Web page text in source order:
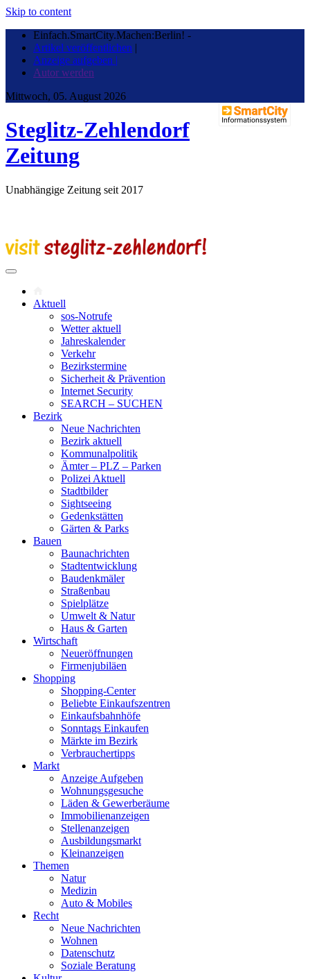
Skip to content
Einfach.SmartCity.Machen:Berlin! -
Artikel veröffentlichen |
Anzeige aufgeben |
Autor werden
Mittwoch, 05. August 2026
Steglitz-Zehlendorf
Zeitung
Unabhängige Zeitung seit 2017
Aktuell
sos-Notrufe
Wetter aktuell
Jahreskalender
Verkehr
Bezirkstermine
Sicherheit & Prävention
Internet Security
SEARCH – SUCHEN
Bezirk
Neue Nachrichten
Bezirk aktuell
Kommunalpolitik
Ämter – PLZ – Parken
Polizei Aktuell
Stadtbilder
Sightseeing
Gedenkstätten
Gärten & Parks
Bauen
Baunachrichten
Stadtentwicklung
Baudenkmäler
Straßenbau
Spielplätze
Umwelt & Natur
Haus & Garten
Wirtschaft
Neueröffnungen
Firmenjubiläen
Shopping
Shopping-Center
Beliebte Einkaufszentren
Einkaufsbahnhöfe
Sonntags Einkaufen
Märkte im Bezirk
Verbrauchertipps
Markt
Anzeige Aufgeben
Wohnungsgesuche
Läden & Gewerberäume
Immobilienanzeigen
Stellenanzeigen
Ausbildungsmarkt
Kleinanzeigen
Themen
Natur
Medizin
Auto & Mobiles
Recht
Neue Nachrichten
Wohnen
Datenschutz
Soziale Beratung